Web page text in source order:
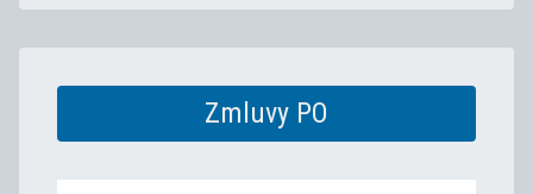
Zmluvy PO